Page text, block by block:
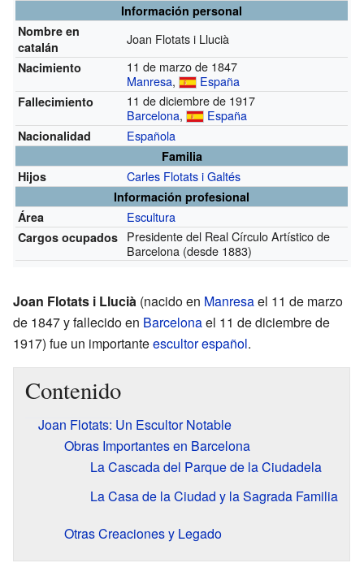
Información personal
Nombre en
catalán
Joan Flotats i Llucià
Nacimiento
11 de marzo de 1847
Manresa, España
Fallecimiento
11 de diciembre de 1917
Barcelona, España
Nacionalidad Española
Familia
Hijos
Carles Flotats i Galtés
Información profesional
Área
Escultura
Cargos ocupados Presidente del Real Círculo Artístico de
Barcelona (desde 1883)
Joan Flotats i Llucià (nacido en Manresael 11 de marzo
de 1847 y fallecido en Barcelonael 11 de diciembre de
1917) fue un importanteescultorespañol.
Contenido
Joan Flotats: Un Escultor Notable
Obras Importantes en Barcelona
La Cascada del Parque de la Ciudadela
La Casa de la Ciudad y la Sagrada Familia
Otras Creaciones y Legado